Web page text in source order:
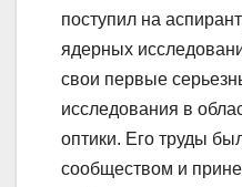
поступил на
ядерных
свои первые
исследования в
оптики. Его труды
сообществом и